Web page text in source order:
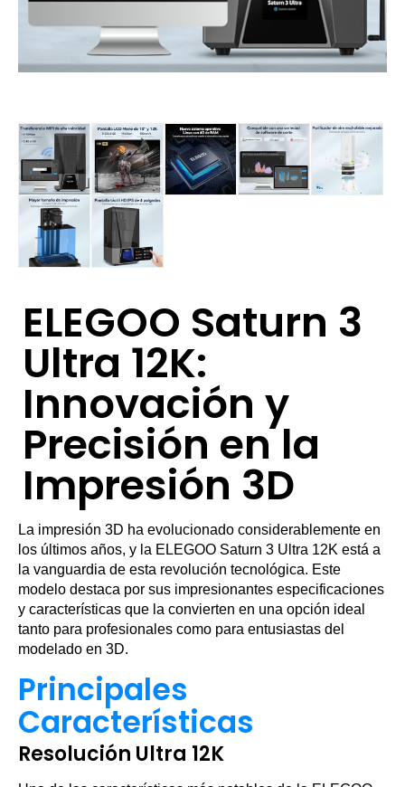
ELEGOO Saturn 3
Ultra 12K:
Innovación y
Precisión en la
Impresión 3D
La impresión 3D ha evolucionado considerablemente en
los últimos años, y la ELEGOO Saturn 3 Ultra 12K está a
la vanguardia de esta revolución tecnológica. Este
modelo destaca por sus impresionantes especificaciones
y características que la convierten en una opción ideal
tanto para profesionales como para entusiastas del
modelado en 3D.
Principales
Características
Resolución Ultra 12K